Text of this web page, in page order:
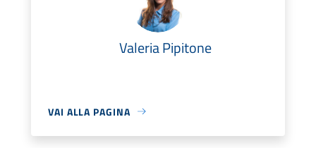
Valeria Pipitone
VAI ALLA PAGINA